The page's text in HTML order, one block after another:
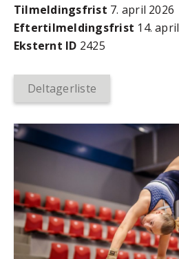
Tilmeldingsfrist 7. april 2026
Efter­tilmeldings­frist 14.
Eksternt ID 2425
Deltagerliste